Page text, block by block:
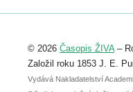
Registrovat se můžete
abstraktu přihlášené
posteru je už 30.
© 2026 Časopis ŽIVA–
Založil roku 1853 J. E.
Vydává Nakladatelství